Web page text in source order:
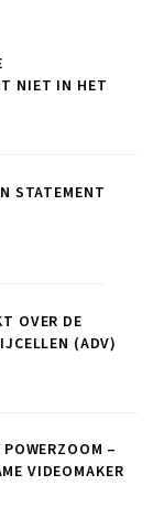
NIET IN HET
STATEMENT
OVER DE
(ADV)
–
VIDEOMAKER